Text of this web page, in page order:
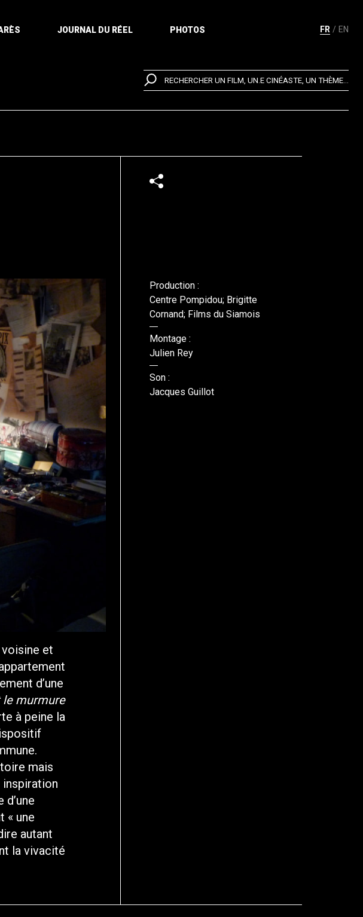
FR EN
JOURNAL DU RÉEL PHOTOS
RECHERCHER UN FILM, UN.E CINÉASTE, UN THÈME...
et
d’une
le murmure
à peine la
mais
inspiration
« une
autant
la vivacité
Production :
Centre Pompidou; Brigitte
Cornand; Films du Siamois
Montage :
Julien Rey
Son :
Jacques Guillot